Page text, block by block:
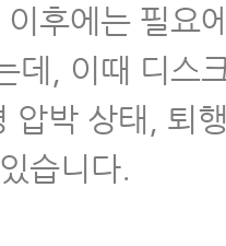
후에는 필요
데, 이때 디스
압박 상태, 퇴
습니다.